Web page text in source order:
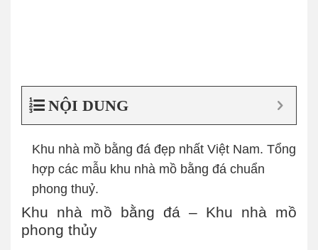
NỘI DUNG
Khu nhà mồ bằng đá đẹp nhất Việt Nam. Tổng
hợp các mẫu khu nhà mồ bằng đá chuẩn
phong thuỷ.
Khu nhà mồ bằng đá – Khu nhà mồ
phong thủy